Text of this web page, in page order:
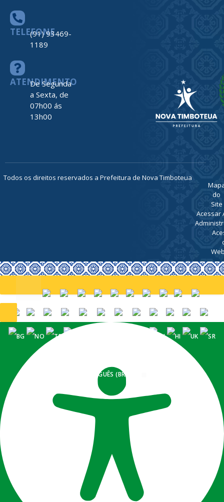
TELEFONE
(91) 93469-
1189
ATENDIMENTO
De Segunda
a Sexta, de
07h00 ás
13h00
Todos os direitos reservados a Prefeitura de Nova Timboteua
do
Site
Acessar
PORTUGUÊS (BRASIL)